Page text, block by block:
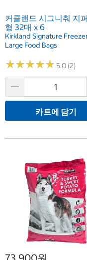
커클랜드 시그니춰 지
형 32매 x 6
Kirkland Signature
Large Food Bags
★★★★★
★★★★★ 5.0 (2)
카트에 담기